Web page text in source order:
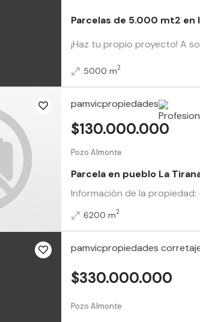
Parcelas de 5.000 mt2 en
¡Haz tu propio proyecto! A
5000 m2
pamvicpropiedades
Pozo Almonte
Parcela en pueblo La
Información de la
$130.000.000
6200 m2
pamvicpropiedades
Pozo Almonte
$330.000.000